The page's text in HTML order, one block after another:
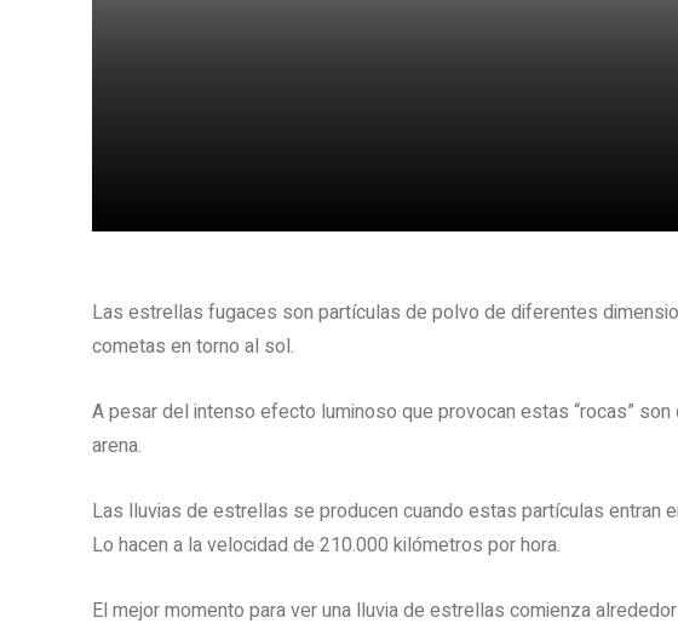
Las estrellas fugaces son partículas de polvo de diferentes
cometas en torno al sol.
A pesar del intenso efecto luminoso que provocan estas “rocas”
arena.
Las lluvias de estrellas se producen cuando estas partículas entran
Lo hacen a la velocidad de 210.000 kilómetros por hora.
El mejor momento para ver una lluvia de estrellas comienza